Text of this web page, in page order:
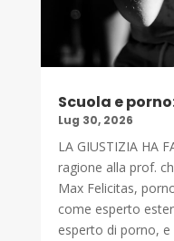
Scuola e
Lug 30, 2026
LA GIUSTIZIA HA
ragione alla prof.
Max Felicitas,
come esperto
esperto di porno,